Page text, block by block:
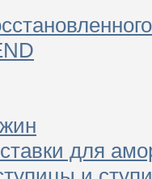
для